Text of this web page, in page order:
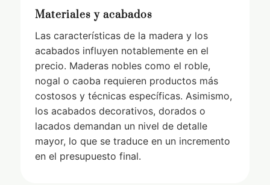
Materiales y acabados
Las características de la madera y los
acabados influyen notablemente en el
precio. Maderas nobles como el roble,
nogal o caoba requieren productos más
costosos y técnicas específicas. Asimismo,
los acabados decorativos, dorados o
lacados demandan un nivel de detalle
mayor, lo que se traduce en un incremento
en el presupuesto final.